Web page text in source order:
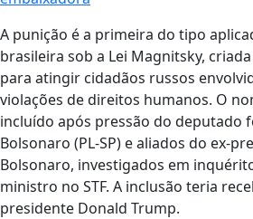
A punição é a primeira do tipo
brasileira sob a Lei Magnitsky,
para atingir cidadãos russos
violações de direitos humanos. O
incluído após pressão do deputado
Bolsonaro (PL-SP) e aliados do ex-
Bolsonaro, investigados em
ministro no STF. A inclusão teria
presidente Donald Trump.